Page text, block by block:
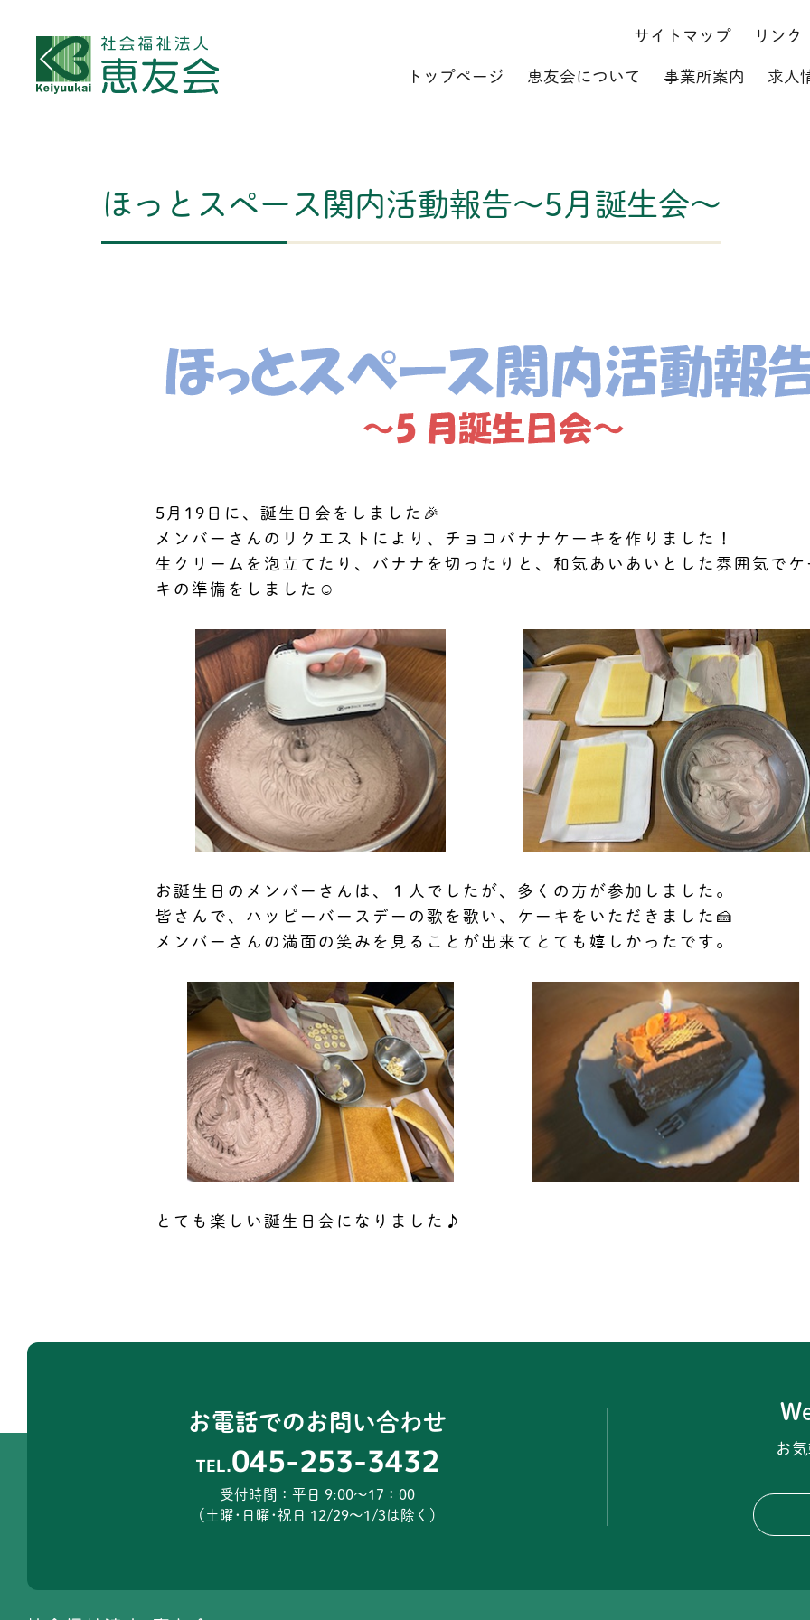
サイトマップ リンク
トップページ 恵友会について 事業所案内 求人
ほっとスペース関内活動報告～5月誕生会～
5月19日に、誕生日会をしました🎉
メンバーさんのリクエストにより、チョコバナナケーキを作りました！
生クリームを泡立てたり、バナナを切ったりと、和気あいあいとした雰囲気でケ
キの準備をしました☺
お誕生日のメンバーさんは、１人でしたが、多くの方が参加しました。
皆さんで、ハッピーバースデーの歌を歌い、ケーキをいただきました🍰
メンバーさんの満面の笑みを見ることが出来てとても嬉しかったです。
とても楽しい誕生日会になりました♪
お電話でのお問い合わせ
TEL.045-253-3432
受付時間：平日 9:00～17：00
（土曜･日曜･祝日 12/29～1/3は除く）
お